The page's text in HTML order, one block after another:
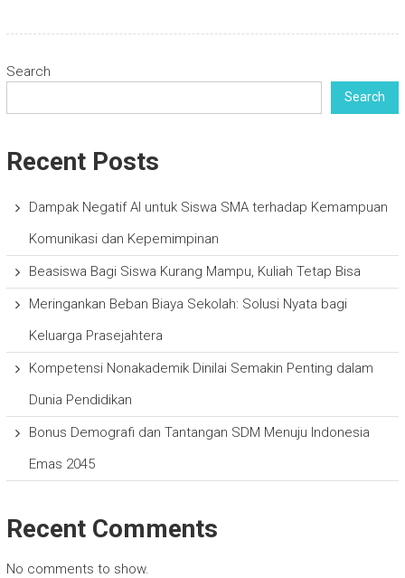
Search
Search
Recent Posts
Dampak Negatif AI untuk Siswa SMA terhadap Kemampuan
Komunikasi dan Kepemimpinan
Beasiswa Bagi Siswa Kurang Mampu, Kuliah Tetap Bisa
Meringankan Beban Biaya Sekolah: Solusi Nyata bagi
Keluarga Prasejahtera
Kompetensi Nonakademik Dinilai Semakin Penting dalam
Dunia Pendidikan
Bonus Demografi dan Tantangan SDM Menuju Indonesia
Emas 2045
Recent Comments
No comments to show.